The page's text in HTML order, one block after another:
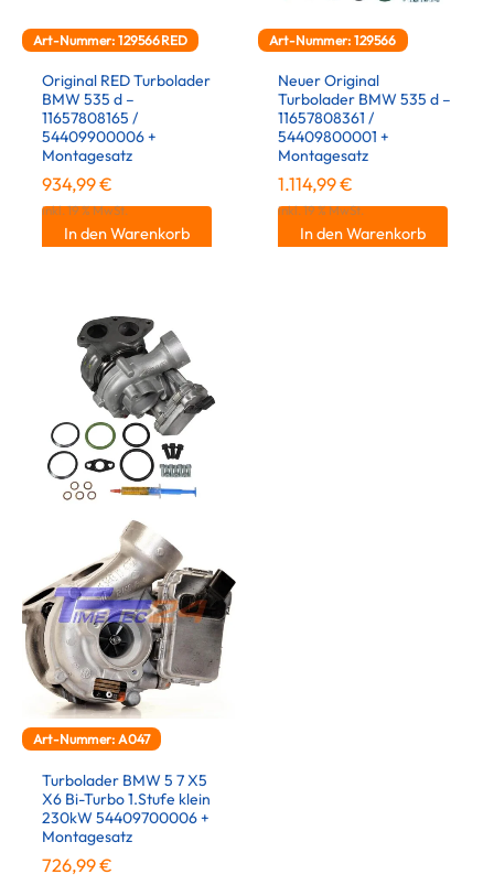
Art-Nummer: 129566RED
Original RED Turbolader
BMW 535 d –
11657808165 /
54409900006 +
Montagesatz
934,99€
inkl. 19 % MwSt.
In den Warenkorb
Art-Nummer: 129566
Neuer Original
Turbolader BMW 535 d –
11657808361 /
54409800001 +
Montagesatz
1.114,99€
inkl. 19 % MwSt.
In den Warenkorb
Art-Nummer: A047
Turbolader BMW 5 7 X5
X6 Bi-Turbo 1.Stufe klein
230kW 54409700006 +
Montagesatz
726,99€